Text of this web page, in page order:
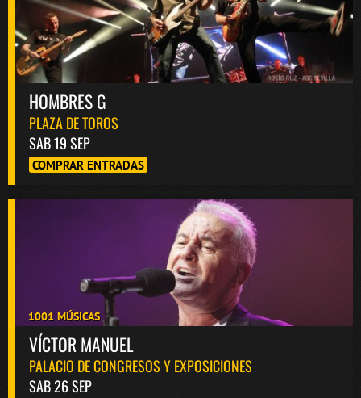
HOMBRES G
PLAZA DE TOROS
SAB 19 SEP
COMPRAR ENTRADAS
1001 MÚSICAS
VÍCTOR MANUEL
PALACIO DE CONGRESOS Y EXPOSICIONES
SAB 26 SEP